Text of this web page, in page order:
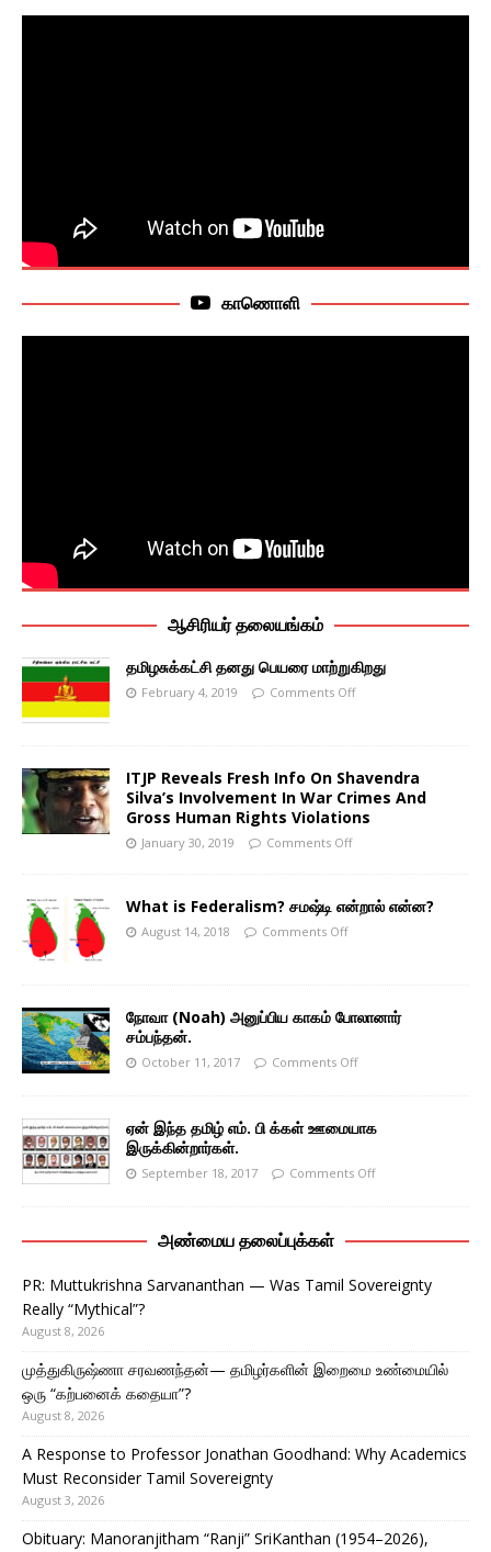
காணொளி
ஆசிரியர் தலையங்கம்
தமிழசுக்கட்சி தனது பெயரை மாற்றுகிறது
February 4, 2019 Comments Off
ITJP Reveals Fresh Info On Shavendra
Silva’s Involvement In War Crimes And
Gross Human Rights Violations
January 30, 2019 Comments Off
What is Federalism? சமஷ்டி என்றால் என்ன?
August 14, 2018 Comments Off
நோவா (Noah) அனுப்பிய காகம் போலானார்
சம்பந்தன்.
October 11, 2017 Comments Off
ஏன் இந்த தமிழ் எம். பி க்கள் ஊமையாக
இருக்கின்றார்கள்.
September 18, 2017 Comments Off
அண்மைய தலைப்புக்கள்
PR: Muttukrishna Sarvananthan — Was Tamil Sovereignty
Really “Mythical”?
August 8, 2026
முத்துகிருஷ்ணா சரவணந்தன்— தமிழர்களின் இறைமை உண்மையில்
ஒரு “கற்பனைக் கதையா”?
August 8, 2026
A Response to Professor Jonathan Goodhand: Why Academics
Must Reconsider Tamil Sovereignty
August 3, 2026
Obituary: Manoranjitham “Ranji” SriKanthan (1954–2026),